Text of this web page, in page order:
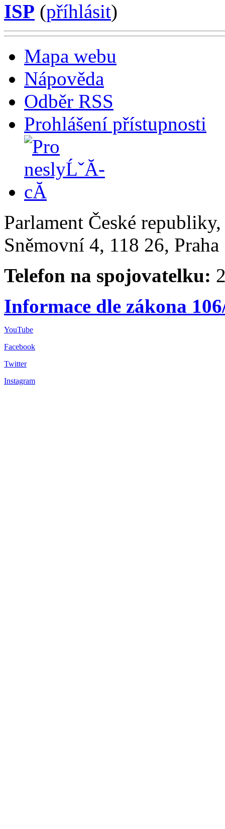
ISP (příhlásit)
Mapa webu
Nápověda
Odběr RSS
Prohlášení přístupnosti
Parlament České
Sněmovní 4, 118 26,
Telefon na spojovatelku:
Informace dle zákona
YouTube
Facebook
Twitter
Instagram